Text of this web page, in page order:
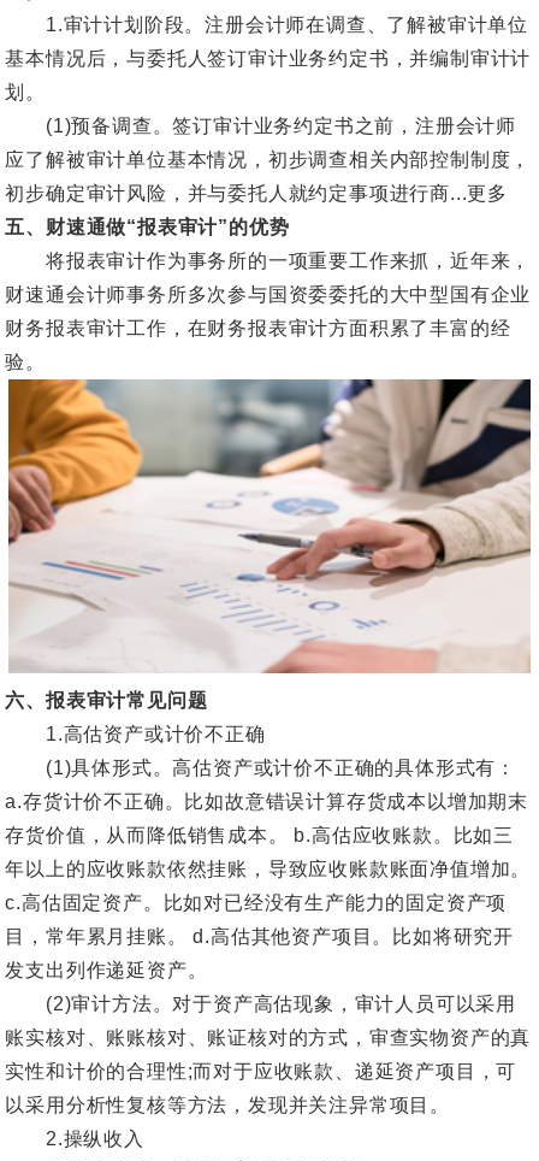
1.审计计划阶段。注册会计师在调查、了解被审计单位
基本情况后，与委托人签订审计业务约定书，并编制审计计
划。
(1)预备调查。签订审计业务约定书之前，注册会计师
应了解被审计单位基本情况，初步调查相关内部控制制度，
初步确定审计风险，并与委托人就约定事项进行商...更多
五、财速通做“报表审计”的优势
将报表审计作为事务所的一项重要工作来抓，近年来，
财速通会计师事务所多次参与国资委委托的大中型国有企业
财务报表审计工作，在财务报表审计方面积累了丰富的经
验。
六、报表审计常见问题
1.高估资产或计价不正确
(1)具体形式。高估资产或计价不正确的具体形式有：
a.存货计价不正确。比如故意错误计算存货成本以增加期末
存货价值，从而降低销售成本。 b.高估应收账款。比如三
年以上的应收账款依然挂账，导致应收账款账面净值增加。
c.高估固定资产。比如对已经没有生产能力的固定资产项
目，常年累月挂账。 d.高估其他资产项目。比如将研究开
发支出列作递延资产。
(2)审计方法。对于资产高估现象，审计人员可以采用
账实核对、账账核对、账证核对的方式，审查实物资产的真
实性和计价的合理性;而对于应收账款、递延资产项目，可
以采用分析性复核等方法，发现并关注异常项目。
2.操纵收入